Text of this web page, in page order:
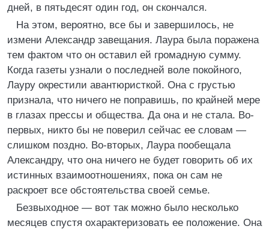
дней, в пятьдесят один год, он скончался.
На этом, вероятно, все бы и завершилось, не
измени Александр завещания. Лаура была поражена
тем фактом что он оставил ей громадную сумму.
Когда газеты узнали о последней воле покойного,
Лауру окрестили авантюристкой. Она с грустью
признала, что ничего не поправишь, по крайней мере
в глазах прессы и общества. Да она и не стала. Во-
первых, никто бы не поверил сейчас ее словам —
слишком поздно. Во-вторых, Лаура пообещала
Александру, что она ничего не будет говорить об их
истинных взаимоотношениях, пока он сам не
раскроет все обстоятельства своей семье.
Безвыходное — вот так можно было несколько
месяцев спустя охарактеризовать ее положение. Она